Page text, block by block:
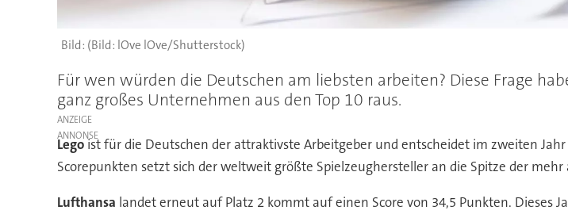
(Bild: lOve lOve/Shutterstock)
Für wen würden die Deutschen am liebsten arbeiten? Diese Frage
ganz großes Unternehmen aus den Top 10 raus.
ANZEIGE
Legoist für die Deutschen der attraktivste Arbeitgeber und entscheidet im zweiten
Scorepunkten setzt sich der weltweit größte Spielzeughersteller an die Spitze der
Lufthansa landet erneut auf Platz 2 kommt auf einen Score von 34,5 Punkten. Dieses